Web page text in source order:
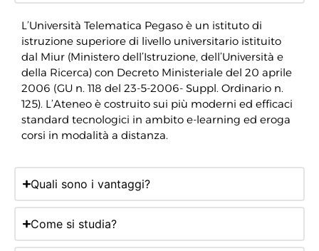
L’Università Telematica Pegaso è un istituto di
istruzione superiore di livello universitario istituito
dal Miur (Ministero dell’Istruzione, dell’Università e
della Ricerca) con Decreto Ministeriale del 20 aprile
2006 (GU n. 118 del 23-5-2006- Suppl. Ordinario n.
125). L’Ateneo è costruito sui più moderni ed efficaci
standard tecnologici in ambito e-learning ed eroga
corsi in modalità a distanza.
Quali sono i vantaggi?
Come si studia?